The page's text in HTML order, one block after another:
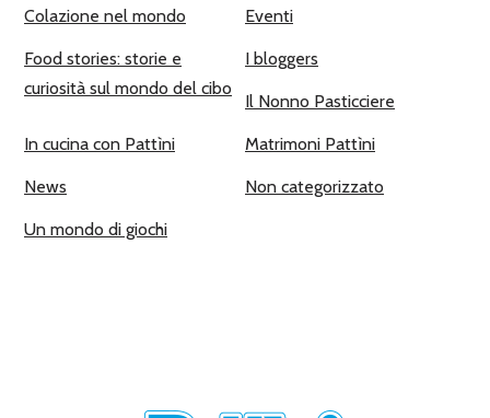
Colazione nel mondo Eventi
Food stories: storie e
curiosità sul mondo del cibo
I bloggers
Il Nonno Pasticciere
In cucina con Pattìni Matrimoni Pattìni
News Non categorizzato
Un mondo di giochi